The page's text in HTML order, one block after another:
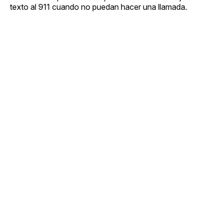
texto al 911 cuando no puedan hacer una llamada.